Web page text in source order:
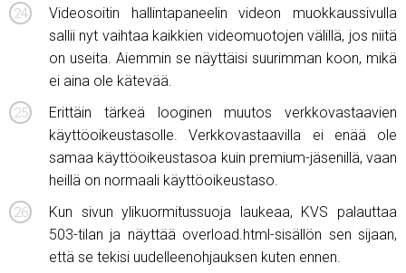
Videosoitin hallintapaneelin videon muokkaussivulla
sallii nyt vaihtaa kaikkien videomuotojen välillä, jos niitä
on useita. Aiemmin se näyttäisi suurimman koon, mikä
ei aina ole kätevää.
Erittäin tärkeä looginen muutos verkkovastaavien
käyttöoikeustasolle. Verkkovastaavilla ei enää ole
samaa käyttöoikeustasoa kuin premium-jäsenillä, vaan
heillä on normaali käyttöoikeustaso.
Kun sivun ylikuormitussuoja laukeaa, KVS palauttaa
503-tilan ja näyttää overload.html-sisällön sen sijaan,
että se tekisi uudelleenohjauksen kuten ennen.